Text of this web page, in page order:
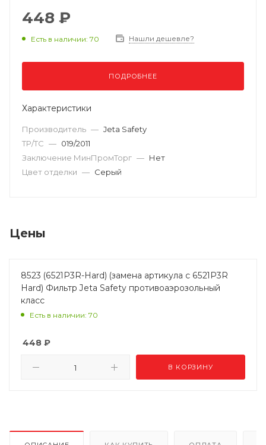
448 ₽
Есть в наличии: 70 Нашли дешевле?
ПОДРОБНЕЕ
Характеристики
Производитель — Jeta Safety
ТР/ТС — 019/2011
Заключение МинПромТорг — Нет
Цвет отделки — Серый
Цены
8523 (6521P3R-Hard) (замена артикула с 6521P3R
Hard) Фильтр Jeta Safety противоаэрозольный
класс
Есть в наличии: 70
448 ₽
В КОРЗИНУ